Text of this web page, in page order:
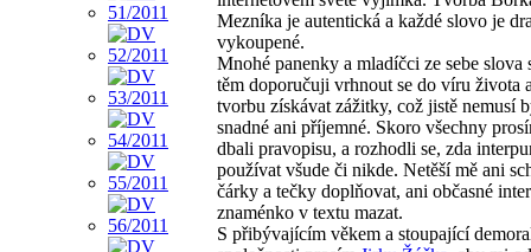
Mezníka je autentická a každé slovo je
vykoupené.
Mnohé panenky a mladíčci ze sebe slova
těm doporučuji vrhnout se do víru života
tvorbu získávat zážitky, což jistě nemusí
snadné ani příjemné. Skoro všechny
dbali pravopisu, a rozhodli se, zda
používat všude či nikde. Netěší mě ani
čárky a tečky doplňovat, ani občasné
znaménko v textu mazat.
S přibývajícím věkem a stoupající